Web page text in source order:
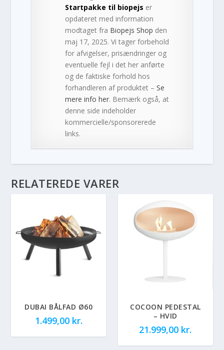
Startpakke til biopejs er
opdateret med information
modtaget fra Biopejs Shop den
maj 17, 2025. Vi tager forbehold
for afvigelser, prisændringer og
eventuelle fejl i det her anførte
og de faktiske forhold hos
forhandleren af produktet –Se
mere info her. Bemærk også, at
denne side indeholder
kommercielle/sponsorerede
links.
RELATEREDE VARER
DUBAI BÅLFAD Ø60
1.499,00 kr.
COCOON PEDESTAL
– HVID
21.999,00 kr.